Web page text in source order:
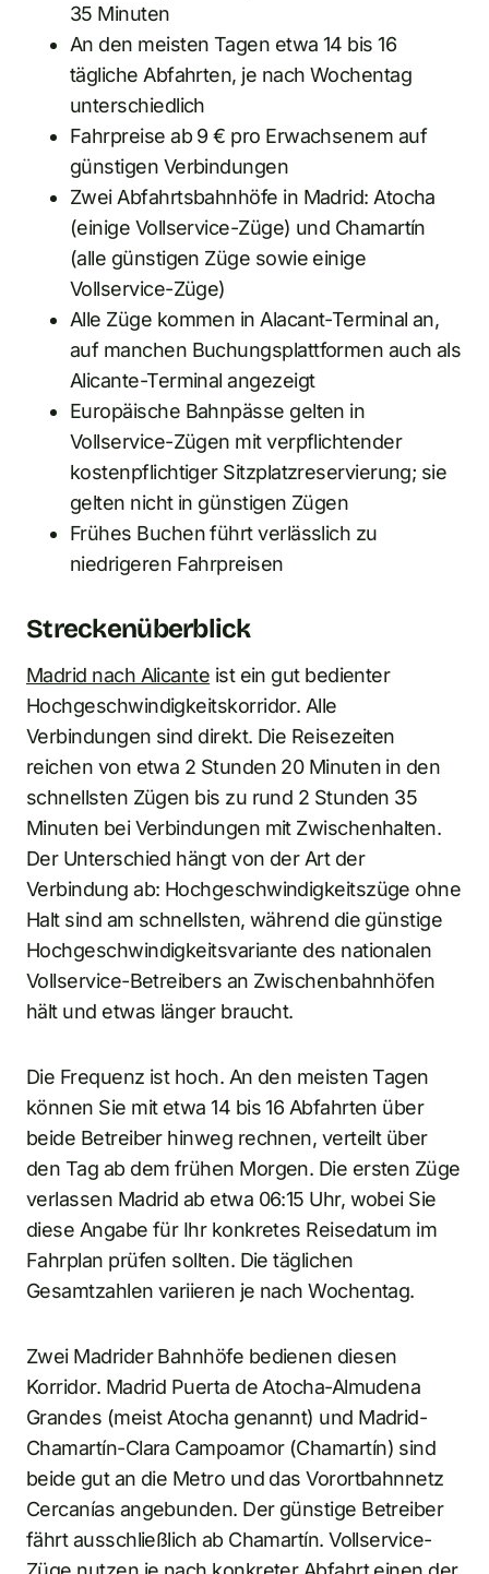
35 Minuten
An den meisten Tagen etwa 14 bis 16
tägliche Abfahrten, je nach Wochentag
unterschiedlich
Fahrpreise ab 9 € pro Erwachsenem auf
günstigen Verbindungen
Zwei Abfahrtsbahnhöfe in Madrid: Atocha
(einige Vollservice-Züge) und Chamartín
(alle günstigen Züge sowie einige
Vollservice-Züge)
Alle Züge kommen in Alacant-Terminal an,
auf manchen Buchungsplattformen auch als
Alicante-Terminal angezeigt
Europäische Bahnpässe gelten in
Vollservice-Zügen mit verpflichtender
kostenpflichtiger Sitzplatzreservierung; sie
gelten nicht in günstigen Zügen
Frühes Buchen führt verlässlich zu
niedrigeren Fahrpreisen
Streckenüberblick
Madrid nach Alicante ist ein gut bedienter
Hochgeschwindigkeitskorridor. Alle
Verbindungen sind direkt. Die Reisezeiten
reichen von etwa 2 Stunden 20 Minuten in den
schnellsten Zügen bis zu rund 2 Stunden 35
Minuten bei Verbindungen mit Zwischenhalten.
Der Unterschied hängt von der Art der
Verbindung ab: Hochgeschwindigkeitszüge ohne
Halt sind am schnellsten, während die günstige
Hochgeschwindigkeitsvariante des nationalen
Vollservice-Betreibers an Zwischenbahnhöfen
hält und etwas länger braucht.
Die Frequenz ist hoch. An den meisten Tagen
können Sie mit etwa 14 bis 16 Abfahrten über
beide Betreiber hinweg rechnen, verteilt über
den Tag ab dem frühen Morgen. Die ersten Züge
verlassen Madrid ab etwa 06:15 Uhr, wobei Sie
diese Angabe für Ihr konkretes Reisedatum im
Fahrplan prüfen sollten. Die täglichen
Gesamtzahlen variieren je nach Wochentag.
Zwei Madrider Bahnhöfe bedienen diesen
Korridor. Madrid Puerta de Atocha-Almudena
Grandes (meist Atocha genannt) und Madrid-
Chamartín-Clara Campoamor (Chamartín) sind
beide gut an die Metro und das Vorortbahnnetz
Cercanías angebunden. Der günstige Betreiber
fährt ausschließlich ab Chamartín. Vollservice-